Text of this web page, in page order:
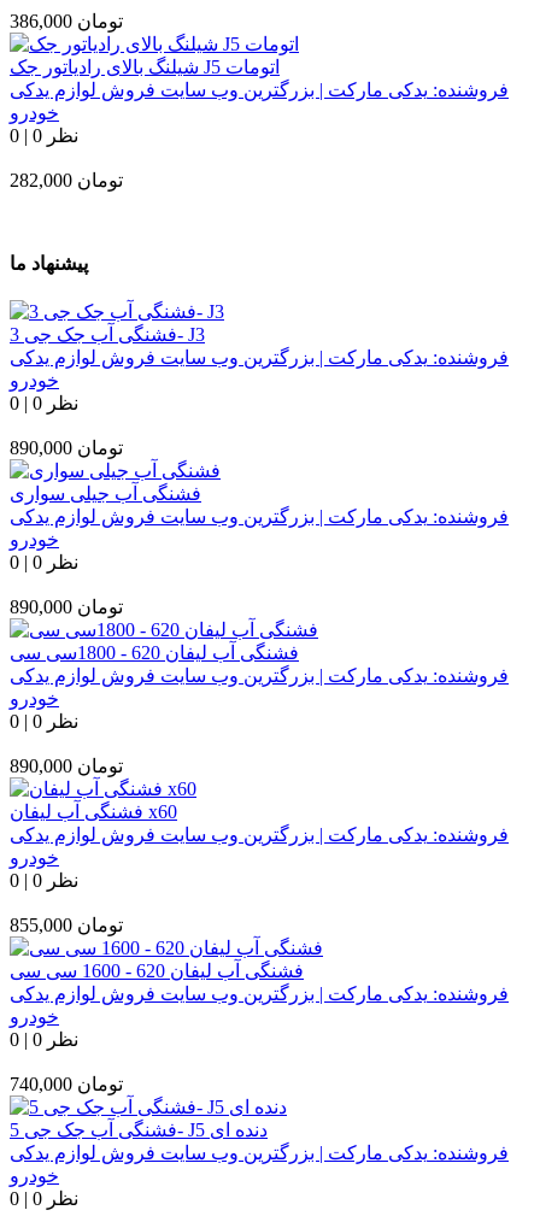
386,000 تومان
شیلنگ بالای رادیاتور جک J5 اتومات
فروشنده: یدکی مارکت | بزرگترین وب سایت فروش لوازم یدکی
خودرو
0 | 0 نظر
282,000 تومان
پیشنهاد ما
فشنگی آب جک جی 3- J3
فروشنده: یدکی مارکت | بزرگترین وب سایت فروش لوازم یدکی
خودرو
0 | 0 نظر
890,000 تومان
فشنگی آب جیلی سواری
فروشنده: یدکی مارکت | بزرگترین وب سایت فروش لوازم یدکی
خودرو
0 | 0 نظر
890,000 تومان
فشنگی آب لیفان 620 - 1800سی سی
فروشنده: یدکی مارکت | بزرگترین وب سایت فروش لوازم یدکی
خودرو
0 | 0 نظر
890,000 تومان
فشنگی آب لیفان x60
فروشنده: یدکی مارکت | بزرگترین وب سایت فروش لوازم یدکی
خودرو
0 | 0 نظر
855,000 تومان
فشنگی آب لیفان 620 - 1600 سی سی
فروشنده: یدکی مارکت | بزرگترین وب سایت فروش لوازم یدکی
خودرو
0 | 0 نظر
740,000 تومان
فشنگی آب جک جی 5- J5 دنده ای
فروشنده: یدکی مارکت | بزرگترین وب سایت فروش لوازم یدکی
خودرو
0 | 0 نظر